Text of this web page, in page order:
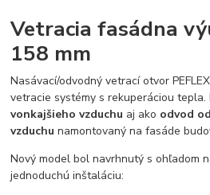
Vetracia fasádna
158 mm
Nasávací/odvodný vetrací otvor
vetracie systémy s rekuperáciou tepla.
vonkajšieho vzduchu aj ako odvod
vzduchu namontovaný na fasáde
Nový model bol navrhnutý s ohľadom
jednoduchú inštaláciu: